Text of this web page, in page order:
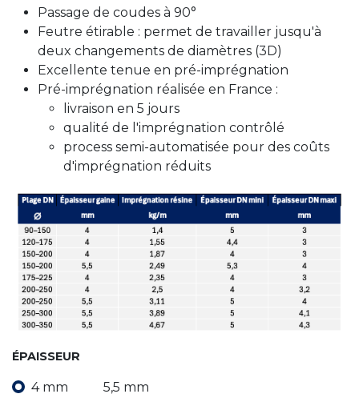
Passage de coudes à 90°
Feutre étirable : permet de travailler jusqu'à
deux changements de diamètres (3D)
Excellente tenue en pré-imprégnation
Pré-imprégnation réalisée en France :
livraison en 5 jours
qualité de l'imprégnation contrôlé
process semi-automatisée pour des coûts
d'imprégnation réduits
ÉPAISSEUR
4 mm 5,5 mm